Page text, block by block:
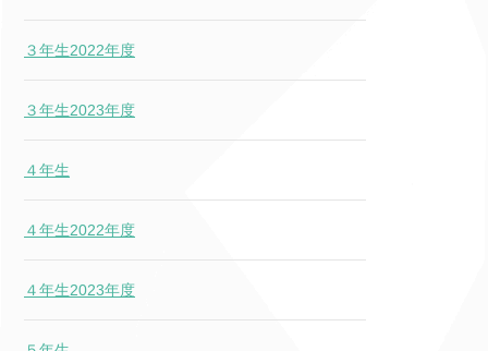
３年生2022年度
３年生2023年度
４年生
４年生2022年度
４年生2023年度